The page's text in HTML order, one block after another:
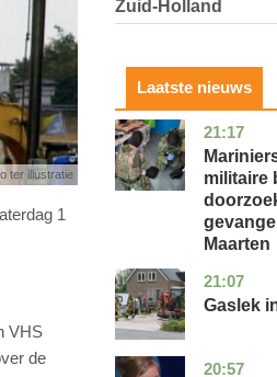
ter illustratie
1
VHS
de
Zuid-Holland
Laatste nieuws
21:17
buitenland
militaire
Maarten
21:07
drenthe
nieuws
Gaslek
20:57
noord-
glossy